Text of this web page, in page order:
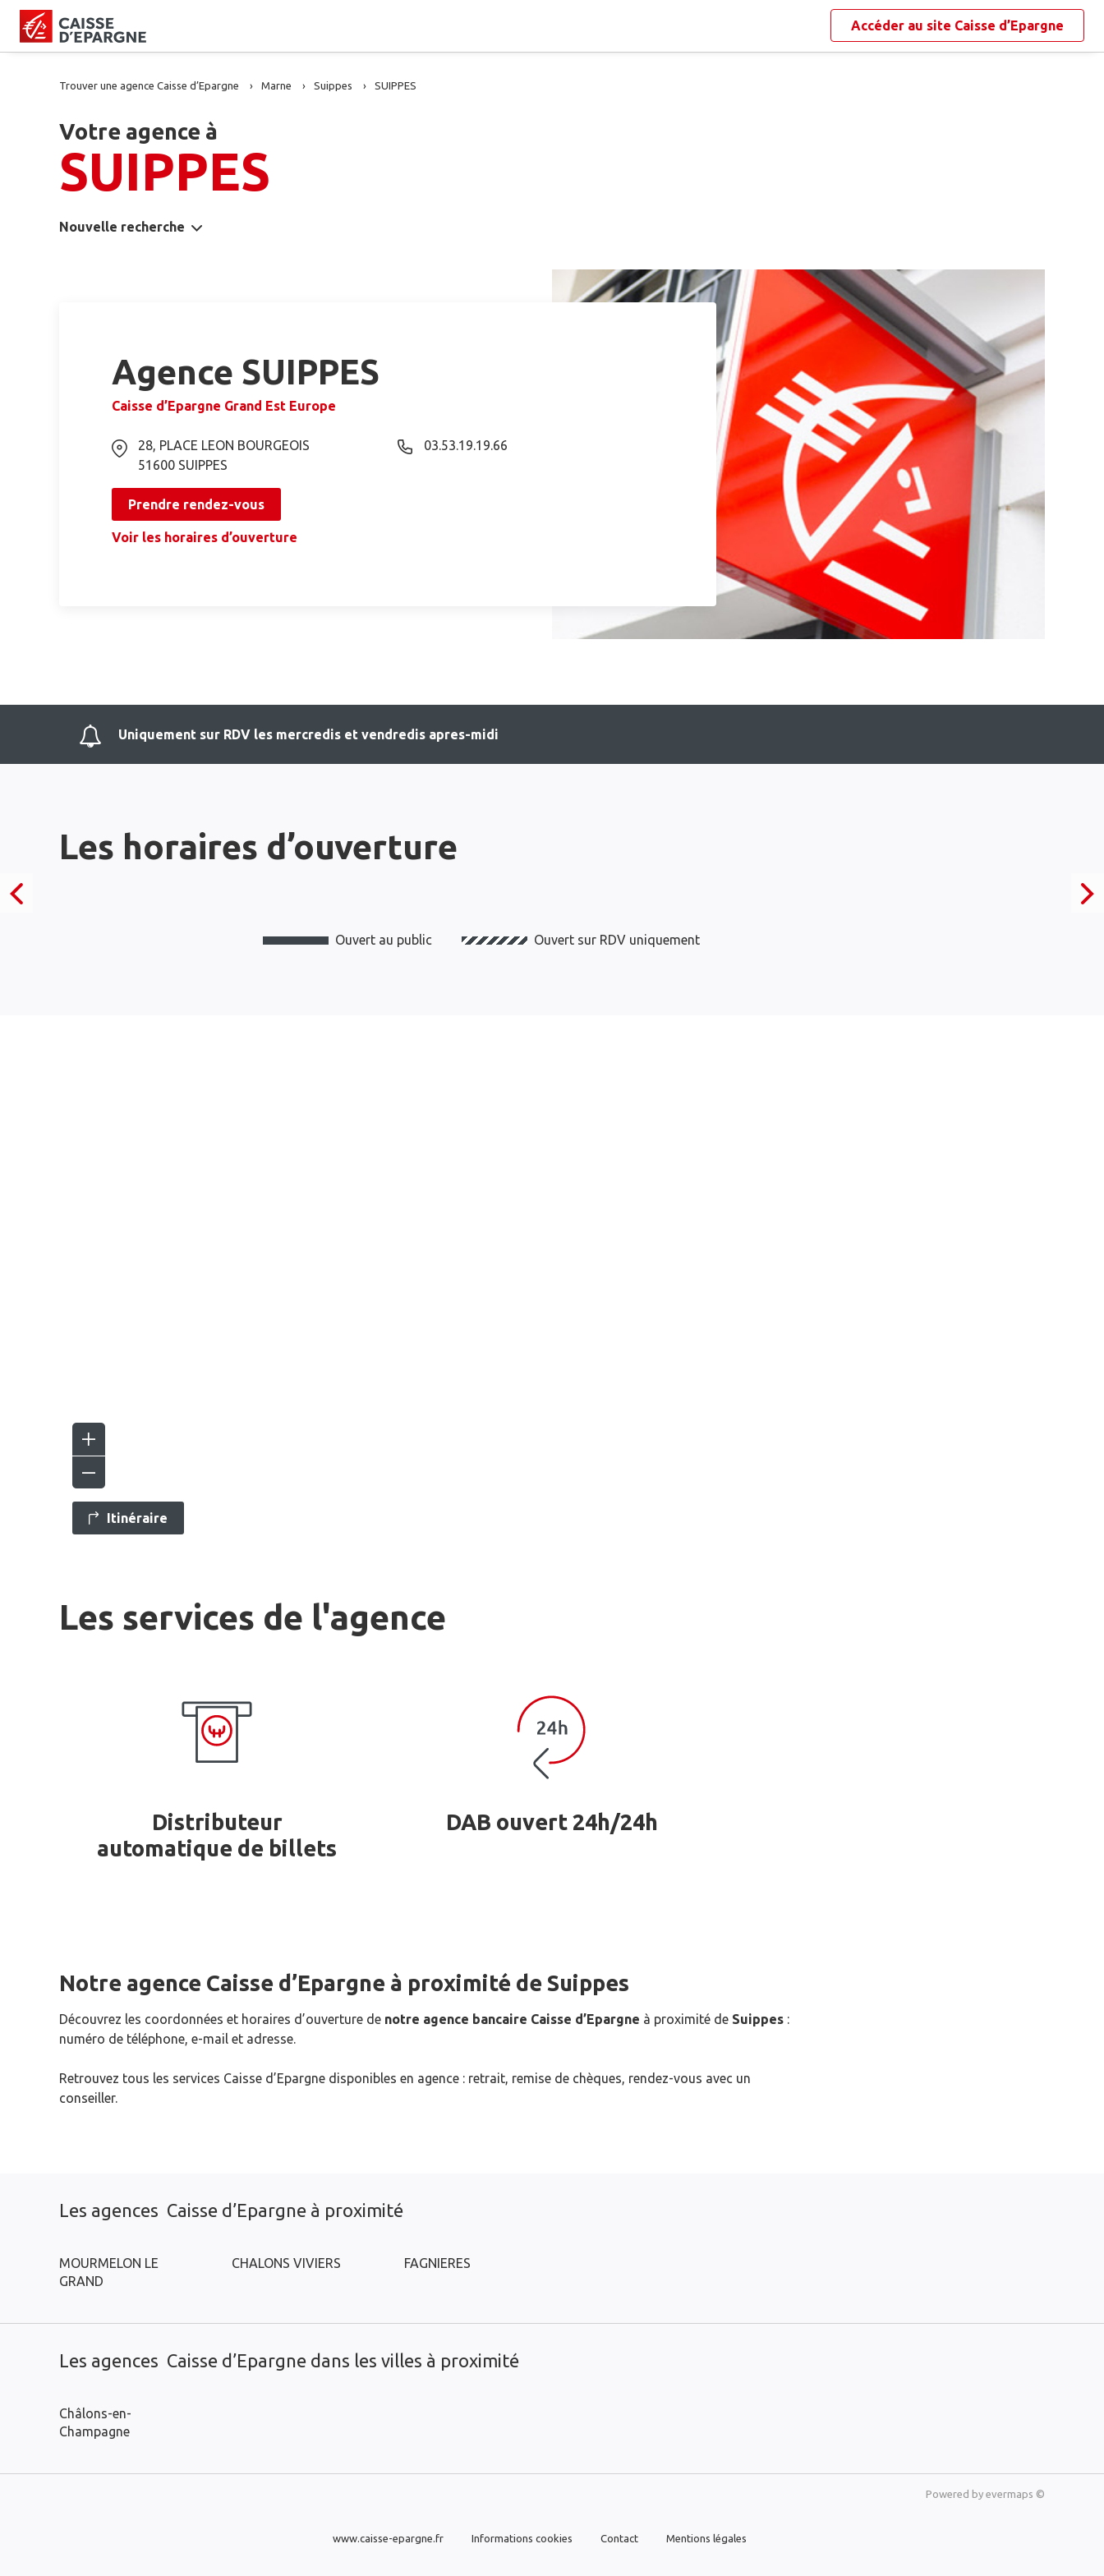
Accéder au site Caisse d’Epargne
Trouver une agence Caisse d’Epargne Marne Suippes SUIPPES
Votre agence à
SUIPPES
Nouvelle recherche
Agence SUIPPES
Caisse d’Epargne Grand Est Europe
28, PLACE LEON BOURGEOIS
51600 SUIPPES
03.53.19.19.66
Prendre rendez-vous
Voir les horaires d’ouverture
Uniquement sur RDV les mercredis et vendredis apres-midi
Les horaires d’ouverture
Ouvert au public Ouvert sur RDV uniquement
Itinéraire
Les services de l'agence
Distributeur
automatique de billets
DAB ouvert 24h/24h
Notre agence Caisse d’Epargne à proximité de Suippes
Découvrez les coordonnées et horaires d’ouverture de notre agence bancaire Caisse d’Epargne à proximité de Suippes :
numéro de téléphone, e-mail et adresse.
Retrouvez tous les services Caisse d’Epargne disponibles en agence : retrait, remise de chèques, rendez-vous avec un
conseiller.
Les agences Caisse d’Epargne à proximité
MOURMELON LE
GRAND
CHALONS VIVIERS FAGNIERES
Les agences Caisse d’Epargne dans les villes à proximité
Châlons-en-
Champagne
Powered by evermaps ©
www.caisse-epargne.fr Informations cookies Contact Mentions légales